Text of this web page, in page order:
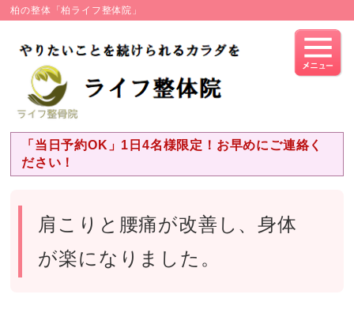
柏の整体「柏ライフ整体院」
「当日予約OK」1日4名様限定！お早めにご連絡く
ださい！
肩こりと腰痛が改善し、身体
が楽になりました。